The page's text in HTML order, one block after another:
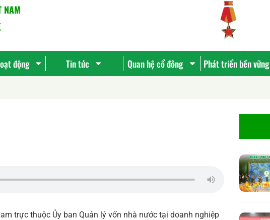
NAM
động Tin tức Quan hệ cổ đông Phát triển bền vững
trực thuộc Ủy ban Quản lý vốn nhà nước tại doanh nghiệp